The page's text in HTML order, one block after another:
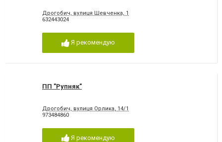
Дрогобич, вулиця Шевченка, 1
632443024
Я рекомендую
ПП "Рупняк"
Дрогобич, вулиця Орлика, 14/1
973484860
Я рекомендую